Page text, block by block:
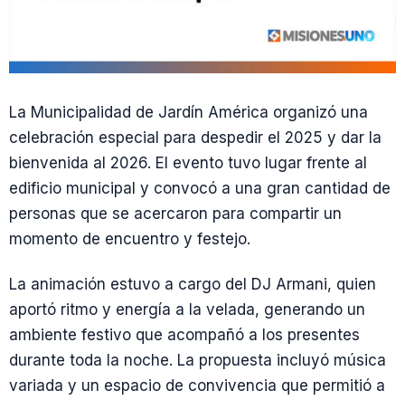
La Municipalidad de Jardín América organizó una
celebración especial para despedir el 2025 y dar la
bienvenida al 2026. El evento tuvo lugar frente al
edificio municipal y convocó a una gran cantidad de
personas que se acercaron para compartir un
momento de encuentro y festejo.
La animación estuvo a cargo del DJ Armani, quien
aportó ritmo y energía a la velada, generando un
ambiente festivo que acompañó a los presentes
durante toda la noche. La propuesta incluyó música
variada y un espacio de convivencia que permitió a